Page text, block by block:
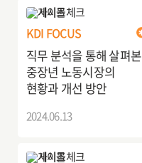
KDI FOCUS
직무 분석을 통해 살펴본
중장년 노동시장의
현황과 개선 방안
2024.06.13